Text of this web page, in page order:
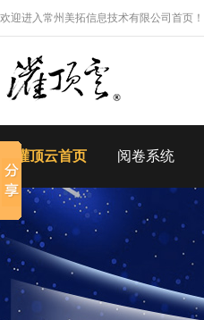
欢迎进入常州美拓信息技术有限公司首页！
灌顶云首页 阅卷系统